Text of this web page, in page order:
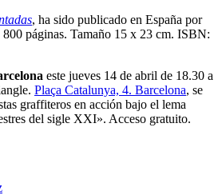
, ha sido publicado en España por
páginas. Tamaño 15 x 23 cm. ISBN:
este jueves 14 de abril de 18.30 a
Plaça Catalunya, 4. Barcelona, se
graffiteros en acción bajo el lema
del sigle XXI». Acceso gratuito.